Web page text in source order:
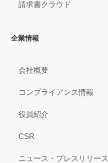
請求書クラウド
企業情報
会社概要
コンプライアンス情報
役員紹介
CSR
ニュース・プレスリリース